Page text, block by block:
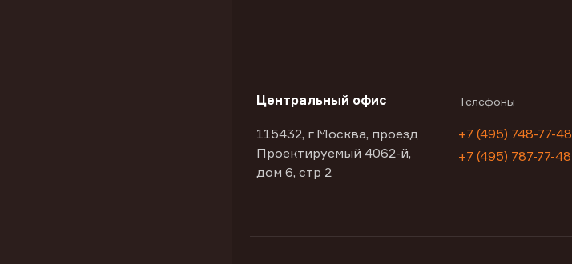
Центральный офис
115432, г Москва, проезд
Проектируемый 4062-й,
дом 6, стр 2
Телефоны
+7 (495) 748-77-48
+7 (495) 787-77-48